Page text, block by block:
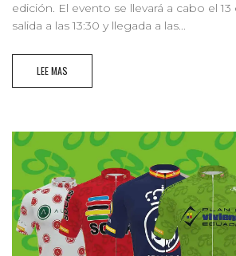
edición. El evento se llevará a cabo el
salida a las 13:30 y llegada a las...
LEE MAS